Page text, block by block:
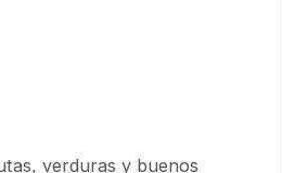
verduras y buenos